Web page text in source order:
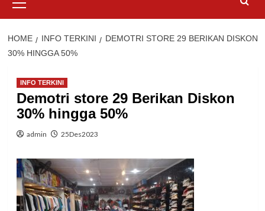
Menu
HOME INFO TERKINI
DEMOTRI STORE 29 BERIKAN DISKON
30% HINGGA 50%
INFO TERKINI
Demotri store 29 Berikan Diskon
30% hingga 50%
admin 25Des2023